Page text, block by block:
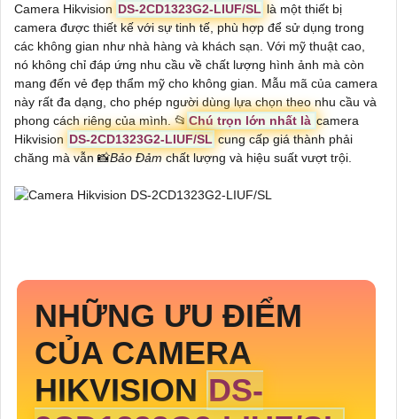
Camera Hikvision DS-2CD1323G2-LIUF/SL là một thiết bị
camera được thiết kế với sự tinh tế, phù hợp để sử dụng trong
các không gian như nhà hàng và khách sạn. Với mỹ thuật cao,
nó không chỉ đáp ứng nhu cầu về chất lượng hình ảnh mà còn
mang đến vẻ đẹp thẩm mỹ cho không gian. Mẫu mã của camera
này rất đa dạng, cho phép người dùng lựa chọn theo nhu cầu và
phong cách riêng của mình. 📂Chú trọn lớn nhất là camera
Hikvision DS-2CD1323G2-LIUF/SLcung cấp giá thành phải
chăng mà vẫn 📸Bảo Đảmchất lượng và hiệu suất vượt trội.
NHỮNG ƯU ĐIỂM
CỦA CAMERA
HIKVISION DS-